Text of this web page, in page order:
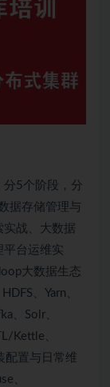
分5个阶段，分
据存储管理与
实战、大数据
平台运维实
大数据生态
HDFS 、Yarn、
、Solr、
Kettle、
配置与日常维
、